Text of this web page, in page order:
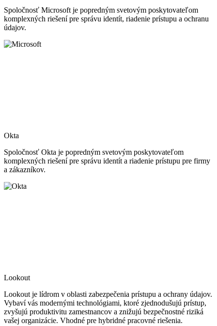
Spoločnosť Microsoft je popredným svetovým poskytovateľom
komplexných riešení pre správu identít, riadenie prístupu a ochranu
údajov.
Okta
Spoločnosť Okta je popredným svetovým poskytovateľom
komplexných riešení pre správu identít a riadenie prístupu pre firmy
a zákazníkov.
Lookout
Lookout je lídrom v oblasti zabezpečenia prístupu a ochrany údajov.
Vybaví vás modernými technológiami, ktoré zjednodušujú prístup,
zvyšujú produktivitu zamestnancov a znižujú bezpečnostné riziká
vašej organizácie. Vhodné pre hybridné pracovné riešenia.